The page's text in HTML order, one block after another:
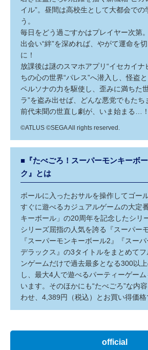
イル”。昼間は高校生として大都会での
う。
毎日をどう過ごすかはプレイヤー次第
出会い“絆”を深めれば、やがて運命を
に！
放課後は謎のスマホアプリ“イセカイナ
ちの心の世界“パレス”へ潜入し、怪盗
ペルソナの力を駆使し、歪みに満ちた
ラ”を盗み出せば、どんな悪党でもたち
前代未聞の世直し劇が、いま始まる…！
©ATLUS ©SEGA All rights reserved.
■『たべごろ！スーパーモンキーボ
ク』とは
ボールに入ったおサルを操作してゴー
すぐに遊べるカジュアルゲームの大定
キーボール」の20周年を記念したシリ
シリーズ屈指の人気を誇る『スーパー
『スーパーモンキーボール2』『スー
デラックス』の3タイトルをまとめて
ンゲームだけで過去最多となる300以
し、最大4人で遊べるパーティーゲー
います。そのほかにも“たべごろ”な内
わせ、4,389円（税込）とお買い得価格
official